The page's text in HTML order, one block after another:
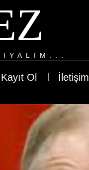
Kayıt Ol İletişim